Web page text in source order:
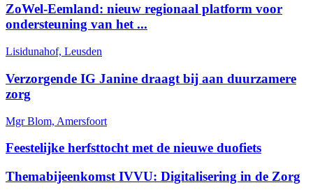
ZoWel-Eemland: nieuw regionaal platform voor
ondersteuning van het ...
Lisidunahof, Leusden
Verzorgende IG Janine draagt bij aan duurzamere
zorg
Mgr Blom, Amersfoort
Feestelijke herfsttocht met de nieuwe duofiets
Themabijeenkomst IVVU: Digitalisering in de Zorg